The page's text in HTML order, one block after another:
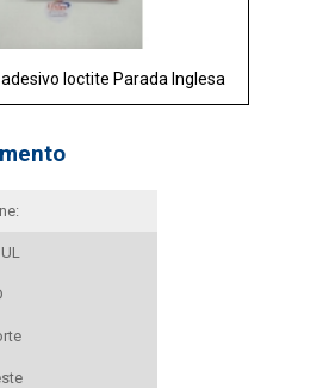
loctite Parada Inglesa